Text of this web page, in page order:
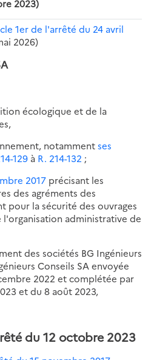
2023)
1er de l'arrêté du 24 avril
2026)
écologique et de la
notammentses
129 à R. 214-132 ;
2017 précisant les
des agréments des
pour la sécurité des ouvrages
l'organisation administrative de
des sociétés BG Ingénieurs
Conseils SA envoyée
2022 et complétée par
et du 8 août 2023,
du 12 octobre 2023